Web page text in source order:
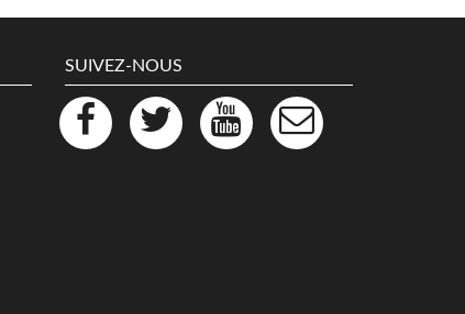
SUIVEZ-NOUS